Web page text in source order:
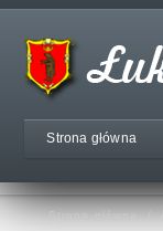
Strona główna
Strona główna